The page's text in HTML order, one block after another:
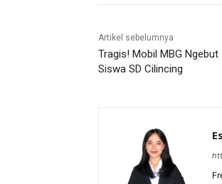
Artikel sebelumnya
Tragis! Mobil MBG
Siswa SD Cilincing